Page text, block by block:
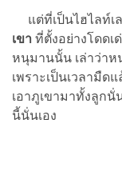
แต่ที่เป็นไฮไลท์เ
เขา ที่ตั้งอย่างโดดเ
หนุมานนั้น เล่าว่า
เพราะเป็นเวลามืด
เอาภูเขามาทั้งลูก
นี้นั่นเอง